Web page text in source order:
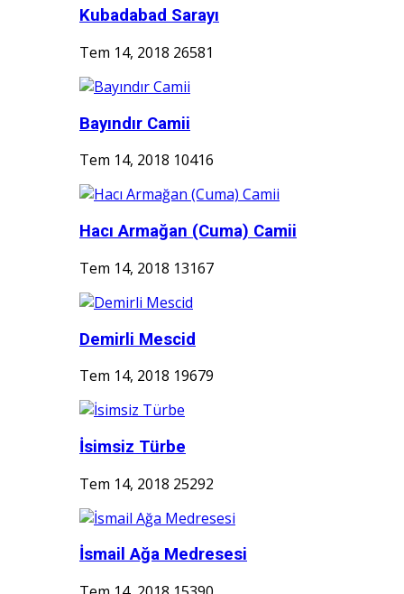
Kubadabad Sarayı
Tem 14, 2018 26581
Bayındır Camii
Tem 14, 2018 10416
Hacı Armağan (Cuma) Camii
Tem 14, 2018 13167
Demirli Mescid
Tem 14, 2018 19679
İsimsiz Türbe
Tem 14, 2018 25292
İsmail Ağa Medresesi